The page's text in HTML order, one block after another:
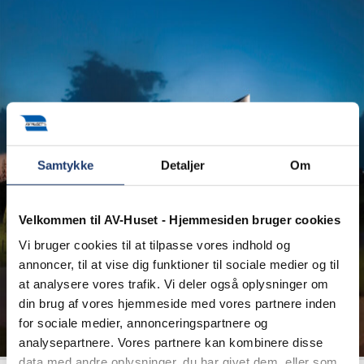
Samtykke Detaljer Om
Velkommen til AV-Huset - Hjemmesiden bruger cookies
Vi bruger cookies til at tilpasse vores indhold og
annoncer, til at vise dig funktioner til sociale medier og til
at analysere vores trafik. Vi deler også oplysninger om
din brug af vores hjemmeside med vores partnere inden
for sociale medier, annonceringspartnere og
analysepartnere. Vores partnere kan kombinere disse